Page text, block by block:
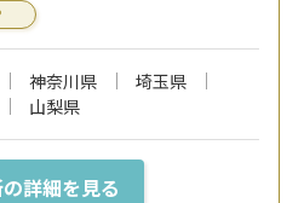
神奈川県
埼玉県
山梨県
詳細を見る